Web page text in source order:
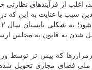
اغلب از فرآیندهای
سبب با عنایت به این که
شدن به قانون به مجلس
که پیش تر توسط
ملی فضای مجازی تحویل